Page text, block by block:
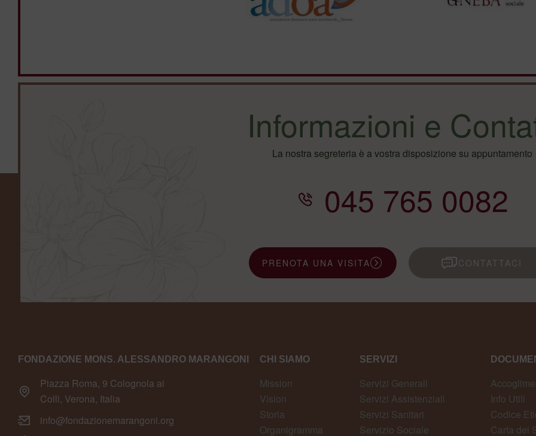
Informazioni e
La nostra segreteria è a vostra disposizione su appuntamento
045 765 0082
PRENOTA UNA VISITA CONTATTACI
FONDAZIONE MONS. ALESSANDRO MARANGONI
Piazza Roma, 9 Colognola ai
Colli, Verona, Italia
info@fondazionemarangoni.org
CHI SIAMO
Mission
Vision
Storia
Organigramma
SERVIZI
Servizi Generali
Servizi Assistenziali
Servizi Sanitari
Servizio Sociale
Info Utili
Codice
Carta dei